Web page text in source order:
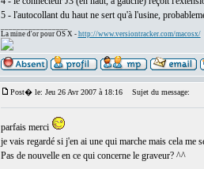
5 - l'autocollant du haut ne sert qu'à l'usine,
La mine d'or pour OS X - http://www.versiontracker.com/macosx/
Post� le: Jeu 26 Avr 2007 à 18:16 Sujet du message:
parfais merci
je vais regardé si j'en ai une qui marche mais cela me
Pas de nouvelle en ce qui concerne le graveur? ^^